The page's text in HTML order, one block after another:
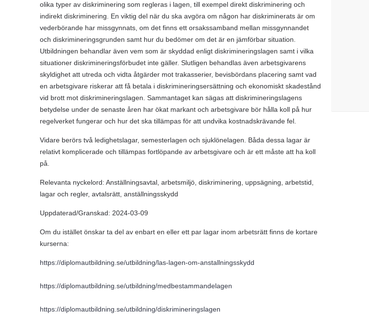
olika typer av diskriminering som regleras i lagen, till exempel direkt diskriminering och
indirekt diskriminering. En viktig del när du ska avgöra om någon har diskriminerats är om
vederbörande har missgynnats, om det finns ett orsakssamband mellan missgynnandet
och diskrimineringsgrunden samt hur du bedömer om det är en jämförbar situation.
Utbildningen behandlar även vem som är skyddad enligt diskrimineringslagen samt i vilka
situationer diskrimineringsförbudet inte gäller. Slutligen behandlas även arbetsgivarens
skyldighet att utreda och vidta åtgärder mot trakasserier, bevisbördans placering samt vad
en arbetsgivare riskerar att få betala i diskrimineringsersättning och ekonomiskt skadestånd
vid brott mot diskrimineringslagen. Sammantaget kan sägas att diskrimineringslagens
betydelse under de senaste åren har ökat markant och arbetsgivare bör hålla koll på hur
regelverket fungerar och hur det ska tillämpas för att undvika kostnadskrävande fel.
Vidare berörs två ledighetslagar, semesterlagen och sjuklönelagen. Båda dessa lagar är
relativt komplicerade och tillämpas fortlöpande av arbetsgivare och är ett måste att ha koll
på.
Relevanta nyckelord: Anställningsavtal, arbetsmiljö, diskriminering, uppsägning, arbetstid,
lagar och regler, avtalsrätt, anställningsskydd
Uppdaterad/Granskad: 2024-03-09
Om du istället önskar ta del av enbart en eller ett par lagar inom arbetsrätt finns de kortare
kurserna:
https://diplomautbildning.se/utbildning/las-lagen-om-anstallningsskydd
https://diplomautbildning.se/utbildning/medbestammandelagen
https://diplomautbildning.se/utbildning/diskrimineringslagen